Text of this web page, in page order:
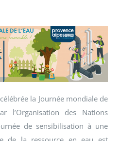
la Journée mondiale de
l’Organisation des Nations
de sensibilisation à une